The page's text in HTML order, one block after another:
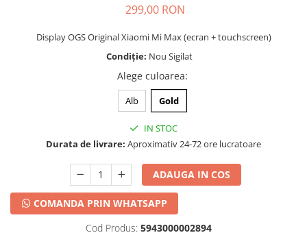
Telefoane mobile Realme
Telefoane mobile ALTE BRANDURI
299,00 RON
Display OGS Original Xiaomi Mi Max (ecran + touchscreen)
Condiție: Nou Sigilat
Alege culoarea:
Alb Gold
IN STOC
Durata de livrare: Aproximativ 24-72 ore lucratoare
ADAUGA IN COS
COMANDA PRIN WHATSAPP
Cod Produs: 5943000002894